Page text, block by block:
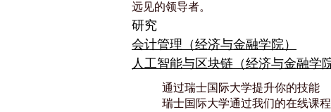
远见的领导者。
研究
会计管理（经济与金融学院）
人工智能与区块链（经济与金融学院
通过瑞士国际大学提升你的技能
瑞士国际大学通过我们的在线课